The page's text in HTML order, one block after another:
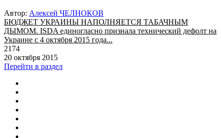
Автор: Алексей ЧЕЛНОКОВ
БЮДЖЕТ УКРАИНЫ НАПОЛНЯЕТСЯ ТАБАЧНЫМ
ДЫМОМ. ISDA единогласно признала технический дефолт на
Украине с 4 октября 2015 года...
2174
20 октября 2015
Перейти в раздел